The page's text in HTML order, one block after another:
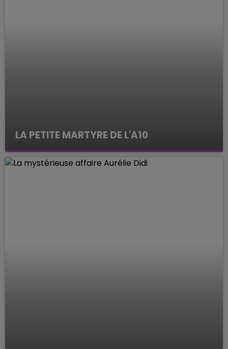
LA PETITE MARTYRE DE L'A10
ENQUETES